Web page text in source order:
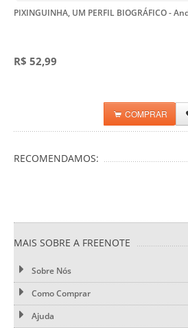
PIXINGUINHA, UM PERFIL BIOGRÁFICO -
R$ 52,99
COMPRAR
RECOMENDAMOS:
MAIS SOBRE A FREENOTE
Sobre Nós
Como Comprar
Ajuda